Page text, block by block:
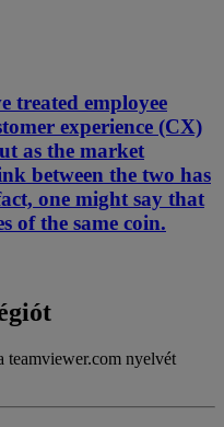
treated employee
experience (CX)
as the market
between the two has
one might say that
of the same coin.
teamviewer.com nyelvét